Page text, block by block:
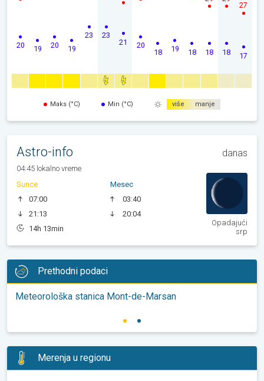
20 19 20 19
23 23
21 20
18 19 18 18 18 17
27
Maks (°C) Min (°C) više manje
Astro-info danas
04:45 lokalno vreme
Sunce
07:00
21:13
14h 13min
Mesec
03:40
20:04
Opadajući
srp
Prethodni podaci
Meteorološka stanica Mont-de-Marsan
Merenja u regionu